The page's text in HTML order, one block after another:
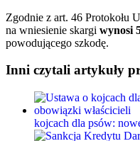
Zgodnie z art. 46 Protokołu
na wniesienie skargi wynosi
powodującego szkodę.
Inni czytali artykuły
kojcach dla psów: